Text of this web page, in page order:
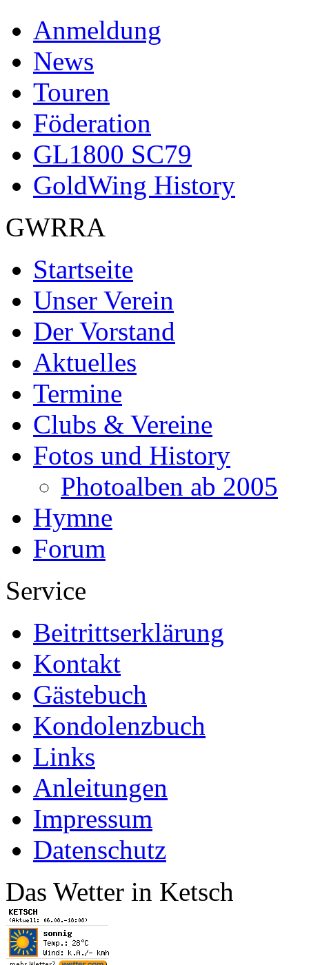
Anmeldung
News
Touren
Föderation
GL1800 SC79
GoldWing History
GWRRA
Startseite
Unser Verein
Der Vorstand
Aktuelles
Termine
Clubs & Vereine
Fotos und History
Photoalben ab 2005
Hymne
Forum
Service
Beitrittserklärung
Kontakt
Gästebuch
Kondolenzbuch
Links
Anleitungen
Impressum
Datenschutz
Das Wetter in Ketsch